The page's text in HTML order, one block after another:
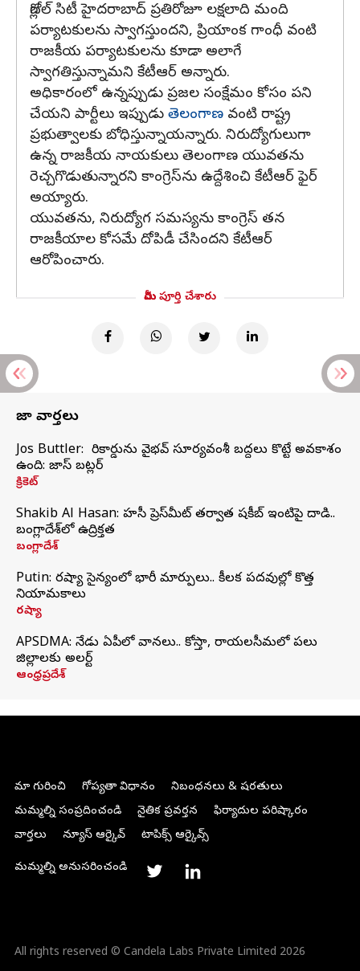
గ్లోబల్ సిటీ హైదరాబాద్ ప్రతిరోజూ లక్షలాది మంది
పర్యాటకులను స్వాగస్తుందని, ప్రియాంక గాంధీ వంటి
రాజకీయ పర్యాటకులను కూడా అలాగే
స్వాగతిస్తున్నామని కేటీఆర్ అన్నారు.
అధికారంలో ఉన్నప్పుడు ప్రజల సంక్షేమం కోసం పని
చేయని పార్టీలు ఇప్పుడు తెలంగాణ వంటి రాష్ట్ర
ప్రభుత్వాలకు బోధిస్తున్నాయన్నారు. నిరుద్యోగులుగా
ఉన్న రాజకీయ నాయకులు తెలంగాణ యువతను
రెచ్చగొడుతున్నారని కాంగ్రెస్‌ను ఉద్దేశించి కేటీఆర్ ఫైర్
అయ్యారు.
యువతను, నిరుద్యోగ సమస్యను కాంగ్రెస్ తన
రాజకీయాల కోసమే దోపిడీ చేసిందని కేటీఆర్
ఆరోపించారు.
మీరు పూర్తి చేశారు
తాజా వార్తలు
Jos Buttler: నా రికార్డును వైభవ్ సూర్యవంశీ బద్దలు కొట్టే అవకాశం
ఉంది: జాస్ బట్లర్
క్రికెట్
Shakib Al Hasan: హసీనా ప్రెస్‌మీట్‌ తర్వాత షకీబ్‌ ఇంటిపై దాడి..
బంగ్లాదేశ్‌లో ఉద్రిక్తత
బంగ్లాదేశ్
Putin: రష్యా సైన్యంలో భారీ మార్పులు.. కీలక పదవుల్లో కొత్త
నియామకాలు
రష్యా
APSDMA: నేడు ఏపీలో వానలు.. కోస్తా, రాయలసీమలో పలు
జిల్లాలకు అలర్ట్
ఆంధ్రప్రదేశ్
మా గురించి గోప్యతా విధానం
నిబంధనలు & షరతులు
మమ్మల్ని సంప్రదించండి
నైతిక ప్రవర్తన
ఫిర్యాదుల పరిష్కారం
వార్తలు
న్యూస్ ఆర్కైవ్ టాపిక్స్ ఆర్కైవ్స్
మమ్మల్ని అనుసరించండి
All rights reserved © Candela Labs Private Limited 2026